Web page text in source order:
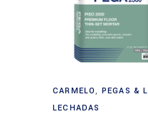
CARMELO, PEGAS &
LECHADAS